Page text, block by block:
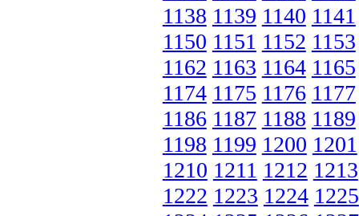
1138 1139 1140 1141
1150 1151 1152 1153
1162 1163 1164 1165
1174 1175 1176 1177
1186 1187 1188 1189
1198 1199 1200 1201
1210 1211 1212 1213
1222 1223 1224 1225